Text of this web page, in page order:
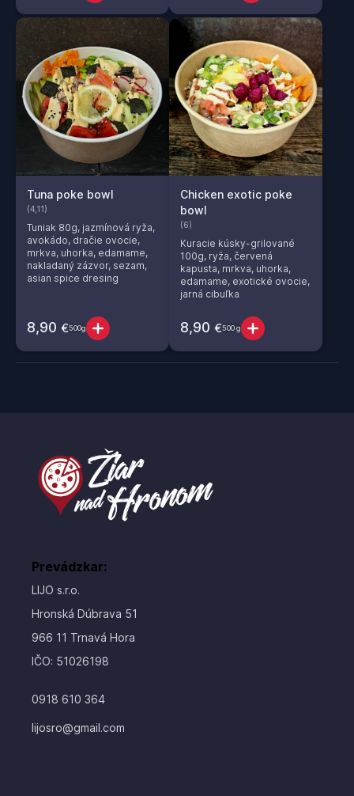
Tuna poke bowl
(4,11)
Tuniak 80g, jazmínová ryža,
avokádo, dračie ovocie,
mrkva, uhorka, edamame,
nakladaný zázvor, sezam,
asian spice dresing
8,90 €500g
Chicken exotic poke
bowl
(6)
Kuracie kúsky-grilované
100g, ryža, červená
kapusta, mrkva, uhorka,
edamame, exotické ovocie,
jarná cibuľka
8,90 €500 g
Prevádzkar:
LIJO s.r.o.
Hronská Dúbrava 51
966 11 Trnavá Hora
IČO: 51026198
0918 610 364
lijosro@gmail.com